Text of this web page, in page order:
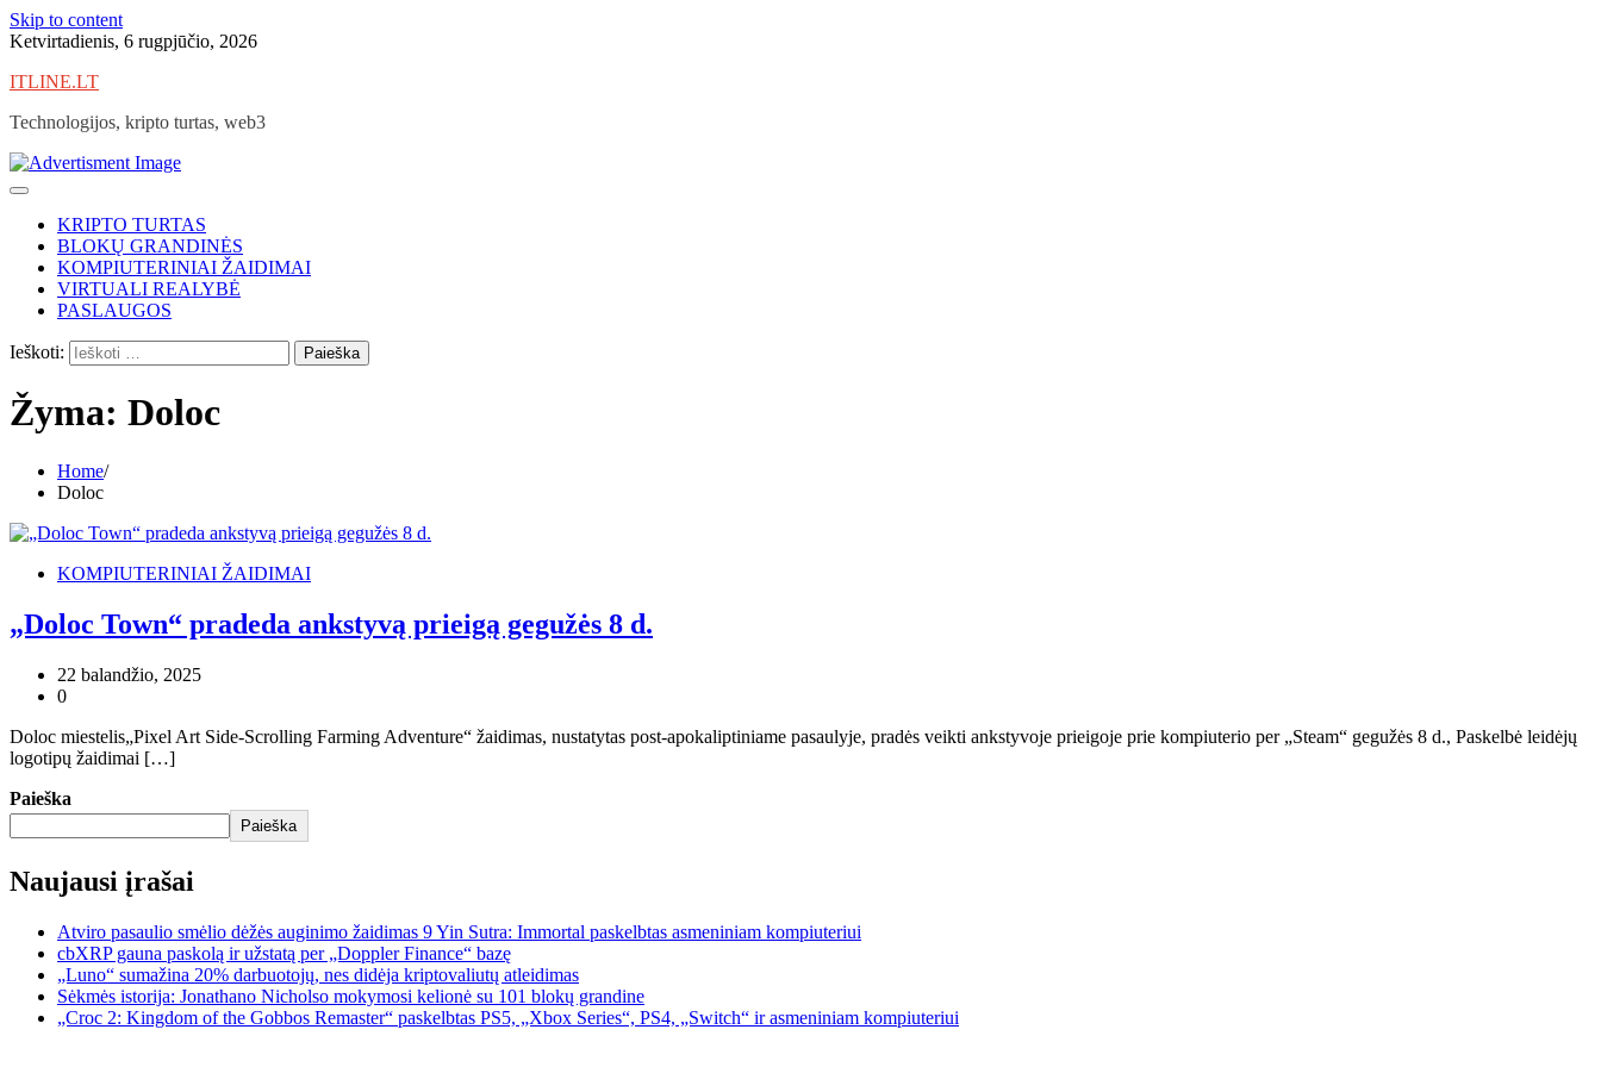
Skip to content
Ketvirtadienis, 6 rugpjūčio, 2026
ITLINE.LT
Technologijos, kripto turtas, web3
KRIPTO TURTAS
BLOKŲ GRANDINĖS
KOMPIUTERINIAI ŽAIDIMAI
VIRTUALI REALYBĖ
PASLAUGOS
Ieškoti:
Žyma: Doloc
Home
Doloc
KOMPIUTERINIAI ŽAIDIMAI
„Doloc Town“ pradeda ankstyvą prieigą gegužės 8 d.
22 balandžio, 2025
0
Doloc miestelis„Pixel Art Side-Scrolling Farming Adventure“ žaidimas, nustatytas post-apokaliptiniame pasaulyje, pradės veikti ankstyvoje prieigoje prie kompiuterio per „Steam“ gegužės 8 d., Paskelbė leidėjų
logotipų žaidimai […]
Paieška
Paieška
Naujausi įrašai
Atviro pasaulio smėlio dėžės auginimo žaidimas 9 Yin Sutra: Immortal paskelbtas asmeniniam kompiuteriui
cbXRP gauna paskolą ir užstatą per „Doppler Finance“ bazę
„Luno“ sumažina 20% darbuotojų, nes didėja kriptovaliutų atleidimas
Sėkmės istorija: Jonathano Nicholso mokymosi kelionė su 101 blokų grandine
„Croc 2: Kingdom of the Gobbos Remaster“ paskelbtas PS5, „Xbox Series“, PS4, „Switch“ ir asmeniniam kompiuteriui